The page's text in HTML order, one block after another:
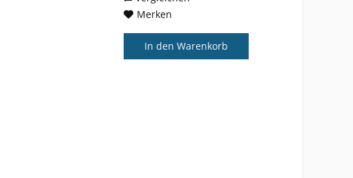
Merken
In den Warenkorb